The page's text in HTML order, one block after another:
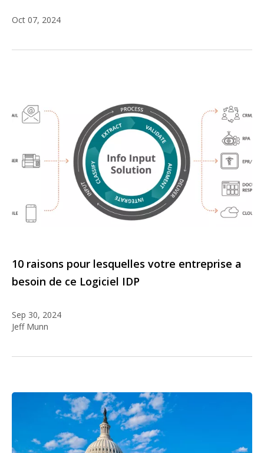
Oct 07, 2024
10 raisons pour lesquelles votre entreprise a
besoin de ce Logiciel IDP
Sep 30, 2024
Jeff Munn